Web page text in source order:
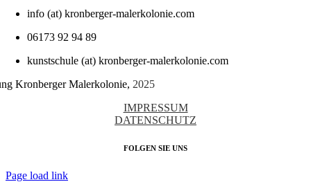
info (at) kronberger-malerkolonie.com
06173 92 94 89
kunstschule (at) kronberger-malerkolonie.com
Kronberger Malerkolonie, 2025
IMPRESSUM
DATENSCHUTZ
FOLGEN SIE UNS
Page load link